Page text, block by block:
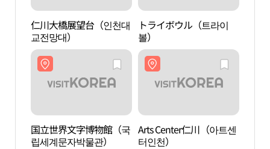
仁川大橋展望台（인천대
교전망대）
トライボウル（트라이
볼）
国立世界文字博物館（국
립세계문자박물관）
Arts Center仁川（아트센
터인천）